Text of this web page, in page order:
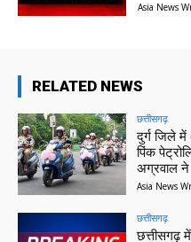
Asia News
RELATED NEWS
छत्तीसगढ़
दुर्ग जिले
पिंक
अग्रवाल ने
Asia News
छत्तीसगढ़
छत्तीसगढ़